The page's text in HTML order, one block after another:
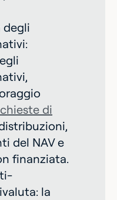
degli
di
del NAV e
finanziata.
la